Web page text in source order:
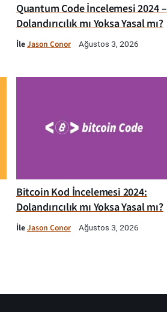
Quantum Code İncelemesi 2024 –
Dolandırıcılık mı Yoksa Yasal mı?
İleJason Conor Ağustos 3, 2026
Bitcoin Kod İncelemesi 2024:
Dolandırıcılık mı Yoksa Yasal mı?
İleJason Conor Ağustos 3, 2026